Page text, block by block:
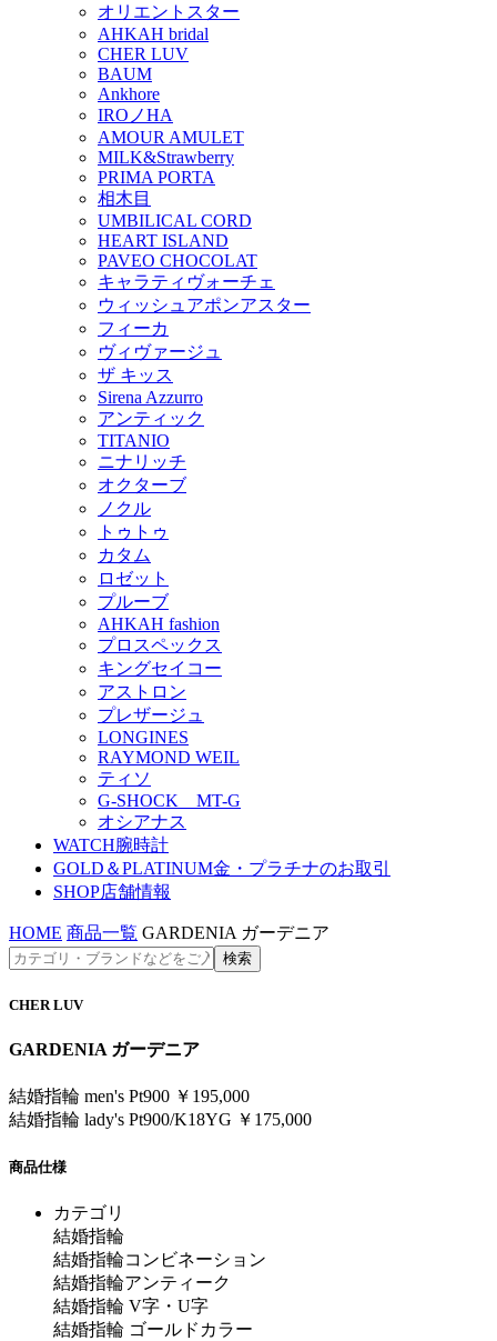
オリエントスター
AHKAH bridal
CHER LUV
BAUM
Ankhore
IROノHA
AMOUR AMULET
MILK&Strawberry
PRIMA PORTA
相木目
UMBILICAL CORD
HEART ISLAND
PAVEO CHOCOLAT
キャラティヴォーチェ
ウィッシュアポンアスター
フィーカ
ヴィヴァージュ
ザ キッス
Sirena Azzurro
アンティック
TITANIO
ニナリッチ
オクターブ
ノクル
トゥトゥ
カタム
ロゼット
プルーブ
AHKAH fashion
プロスペックス
キングセイコー
アストロン
プレザージュ
LONGINES
RAYMOND WEIL
ティソ
G-SHOCK MT-G
オシアナス
WATCH腕時計
GOLD＆PLATINUM金・プラチナのお取引
SHOP店舗情報
HOME 商品一覧 GARDENIA ガーデニア
CHER LUV
GARDENIA ガーデニア
結婚指輪 men's Pt900 ￥195,000
結婚指輪 lady's Pt900/K18YG ￥175,000
商品仕様
カテゴリ
結婚指輪
結婚指輪コンビネーション
結婚指輪アンティーク
結婚指輪 V字・U字
結婚指輪 ゴールドカラー